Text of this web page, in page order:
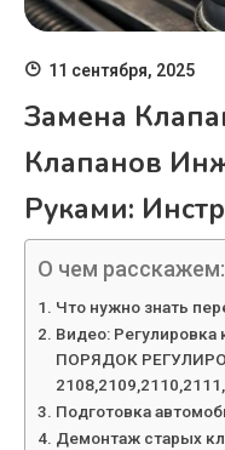
11 сентября, 2025
Замена
Клапанов
Руками:
О чем расскажем:
Что нужно знать
Видео: Регулировка
ПОРЯДОК
Подготовка
Демонтаж старых